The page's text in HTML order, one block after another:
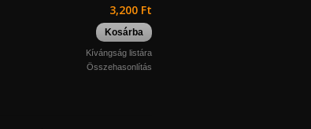
3,200 Ft
Kosárba
Kívángság listára
Összehasonlítás